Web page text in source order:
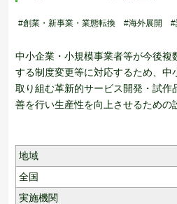
#創業・新事業・業態転換 #海外展開 #
中小企業・小規模事業者等が今後複
する制度変更等に対応するため、中
取り組む革新的サービス開発・試作
善を行い生産性を向上させるための
地域
全国
実施機関